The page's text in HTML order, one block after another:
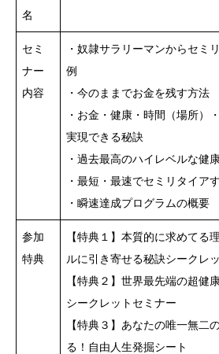
名
セミ
ナー
内容
・奴隷サラリーマンからセミ
例
・今のままでお金を残す方法
・お金・健康・時間（場所）
実現できる秘訣
・過去最高のハイレベルな健
・最短・最速でセミリタイア
・瞬速達成プログラムの概要
参加
特典
【特典１】本質的に求めてる
ルに引き寄せる秘訣シークレ
【特典２】世界最先端の超
シークレットセミナー
【特典３】あなたの唯一無二
る！自由人生発掘シート